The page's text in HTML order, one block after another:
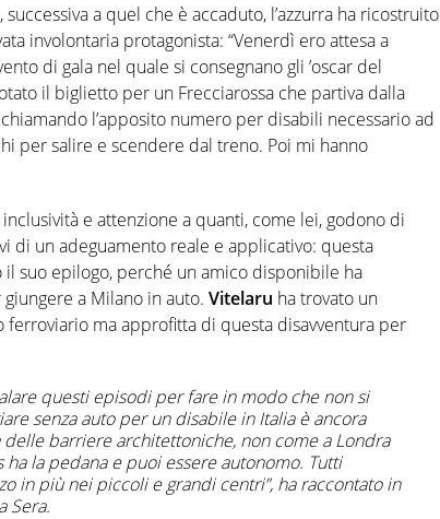
a quel che è accaduto, l’azzurra ha ricostruito
involontaria protagonista: “Venerdì ero attesa a
di gala nel quale si consegnano gli ’oscar del
il biglietto per un Frecciarossa che partiva dalla
l’apposito numero per disabili necessario ad
per salire e scendere dal treno. Poi mi hanno
e attenzione a quanti, come lei, godono di
di un adeguamento reale e applicativo: questa
il suo epilogo, perché un amico disponibile ha
a Milano in auto. Vitelaru ha trovato un
ferroviario ma approfitta di questa disavventura per
questi episodi per fare in modo che non si
senza auto per un disabile in Italia è ancora
delle barriere architettoniche, non come a Londra
la pedana e puoi essere autonomo. Tutti
in più nei piccoli e grandi centri”, ha raccontato in
Sera.